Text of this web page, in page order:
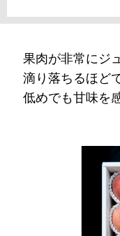
果肉が非常にジ
滴り落ちるほど
低めでも甘味を